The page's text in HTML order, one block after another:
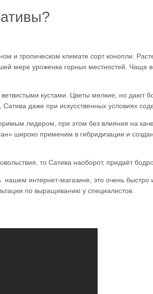
и тропическом климате сорт конопли.
мере уроженка горных местностей. Чаще
кустами. Цветы мелкие, но дают
даже при искусственных условиях
лидером, при этом без влияния на
широко применим в гибридизации и
то Сатива наоборот, придаёт
интернет-магазине, это очень быстро
по выращиванию у специалистов.